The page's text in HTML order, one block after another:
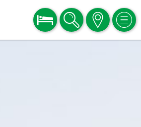
BUCHEN SUCHE KARTE MENÜ